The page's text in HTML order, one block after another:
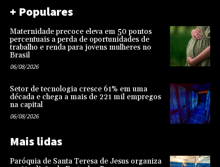
+ Populares
Maternidade precoce eleva em 50 pontos
percentuais a perda de oportunidades de
trabalho e renda para jovens mulheres no
Brasil
06/08/2026
Setor de tecnologia cresce 61% em uma
década e chega a mais de 221 mil empregos
na capital
06/08/2026
Mais lidas
Paróquia de Santa Teresa de Jesus organiza